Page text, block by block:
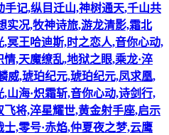
手记,纵目迁山,神树通天,千山共
实况,牧神诗旅,游龙清影,霜北
冥王哈迪斯,时之恋人,音你心动,
,天魔缭乱,地狱之眼,乘龙·淬
威,琥珀纪元,琥珀纪元,凤求凰,
山海·炽霜斩,音你心动,诗剑行,
将,淬星耀世,黄金射手座,启示
,零号·赤焰,仲夏夜之梦,云鹰